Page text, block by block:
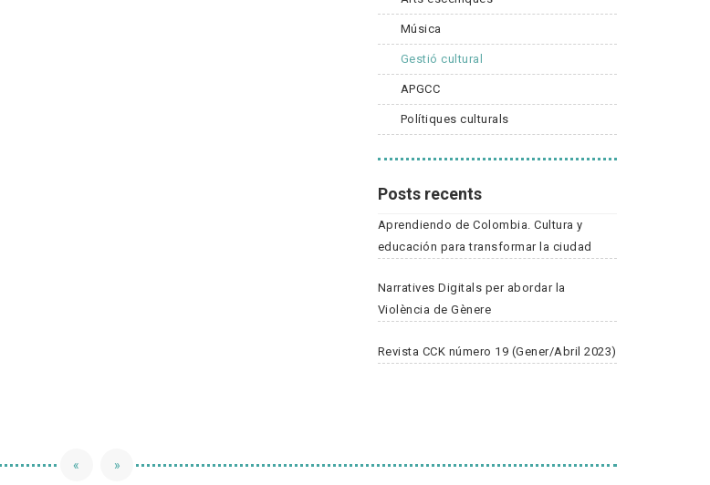
Música
Gestió cultural
APGCC
Polítiques culturals
Posts recents
Aprendiendo de Colombia. Cultura y
educación para transformar la ciudad
Narratives Digitals per abordar la
Violència de Gènere
Revista CCK número 19 (Gener/Abril 2023)
« »